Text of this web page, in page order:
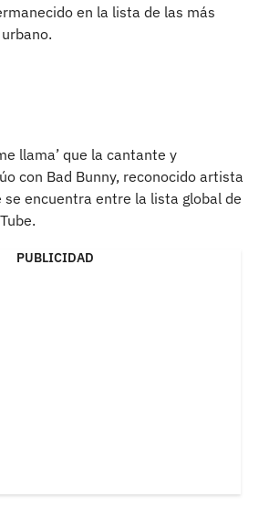
en la lista de las más
llama’ que la cantante y
con Bad Bunny, reconocido artista
encuentra entre la lista global de
PUBLICIDAD